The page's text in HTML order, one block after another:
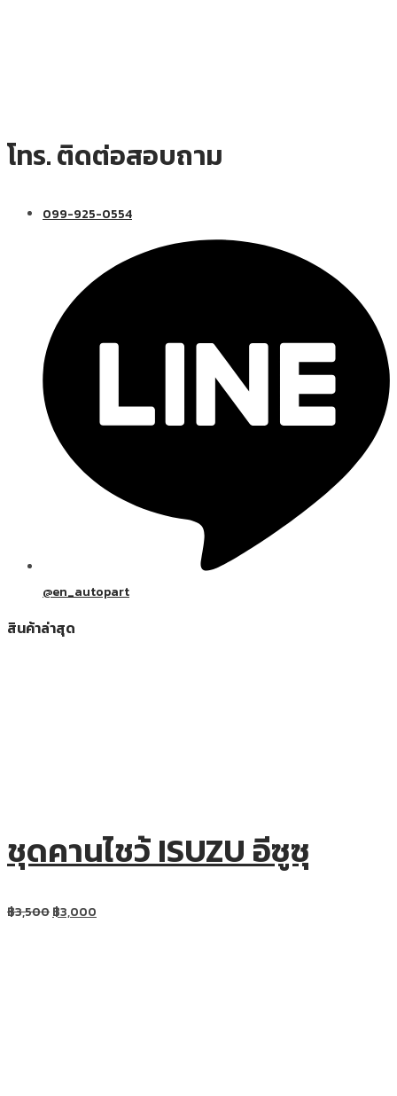
โทร. ติดต่อสอบถาม
099-925-0554
@en_autopart
สินค้าล่าสุด
ชุดคานไชว้ ISUZU อีซูซุ
฿3,500฿3,000